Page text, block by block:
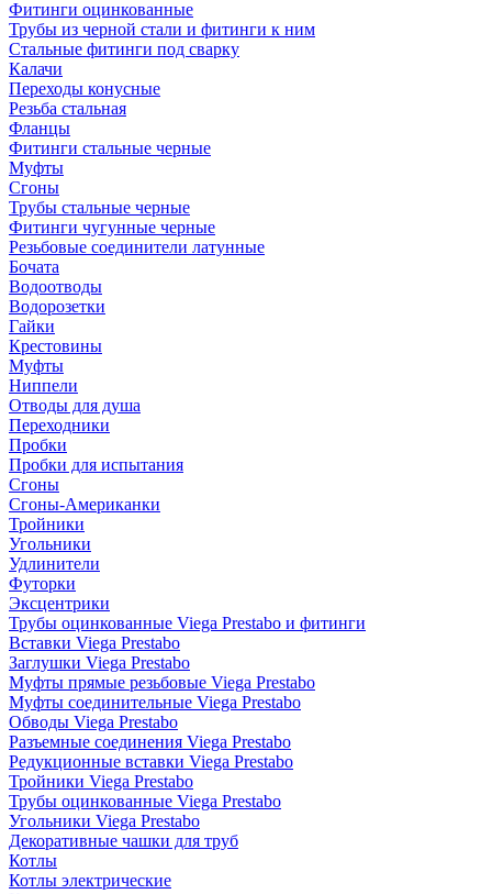
Фитинги оцинкованные
Трубы из черной стали и фитинги к ним
Стальные фитинги под сварку
Калачи
Переходы конусные
Резьба стальная
Фланцы
Фитинги стальные черные
Муфты
Сгоны
Трубы стальные черные
Фитинги чугунные черные
Резьбовые соединители латунные
Бочата
Водоотводы
Водорозетки
Гайки
Крестовины
Муфты
Ниппели
Отводы для душа
Переходники
Пробки
Пробки для испытания
Сгоны
Сгоны-Американки
Тройники
Угольники
Удлинители
Футорки
Эксцентрики
Трубы оцинкованные Viega Prestabo и фитинги
Вставки Viega Prestabo
Заглушки Viega Prestabo
Муфты прямые резьбовые Viega Prestabo
Муфты соединительные Viega Prestabo
Обводы Viega Prestabo
Разъемные соединения Viega Prestabo
Редукционные вставки Viega Prestabo
Тройники Viega Prestabo
Трубы оцинкованные Viega Prestabo
Угольники Viega Prestabo
Декоративные чашки для труб
Котлы
Котлы электрические